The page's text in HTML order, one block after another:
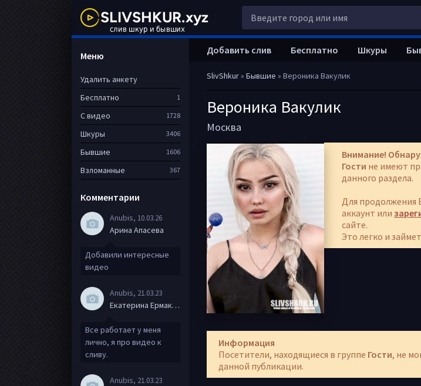
SlivShkur» Бывшие » Вероника Вакулик
Вероника Вакулик
Москва
Внимание!
Гости не имеют
данного раздела.
Для продолжения
аккаунт или
сайте.
Это легко и
Информация
Посетители, находящиеся в группе Гости, не
данной публикации.
Добавить слив Бесплатно Шкуры
Меню
Удалить анкету
Бесплатно
1
С видео 1728
Шкуры 3406
Бывшие 1606
Взломанные 367
Комментарии
Anubis, 10.03.26
Арина Апасева
Добавили интересные
видео
Anubis, 21.03.23
Екатерина Ермакова
Все работает у меня
лично, я про видео к
сливу.
Anubis, 21.03.23